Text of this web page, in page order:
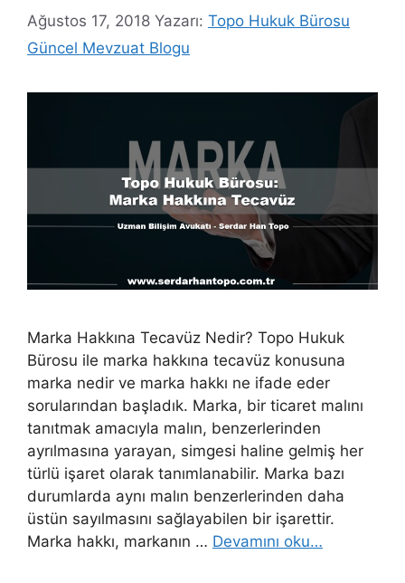
Ağustos 17, 2018 Yazarı: Topo Hukuk Bürosu
Güncel Mevzuat Blogu
Marka Hakkına Tecavüz Nedir? Topo Hukuk
Bürosu ile marka hakkına tecavüz konusuna
marka nedir ve marka hakkı ne ifade eder
sorularından başladık. Marka, bir ticaret malını
tanıtmak amacıyla malın, benzerlerinden
ayrılmasına yarayan, simgesi haline gelmiş her
türlü işaret olarak tanımlanabilir. Marka bazı
durumlarda aynı malın benzerlerinden daha
üstün sayılmasını sağlayabilen bir işarettir.
Marka hakkı, markanın … Devamını oku…